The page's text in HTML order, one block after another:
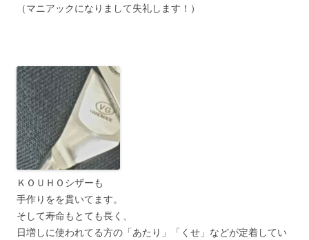
（マニアックになりまして失礼します！）
ＫＯＵＨＯシザーも
手作りをを貫いてます。
そして寿命もとても長く、
日増しに使われてる方の「あたり」「くせ」などが定着してい